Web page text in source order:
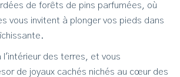
de forêts de pins parfumées, où
vous invitent à plonger vos pieds dans
l'intérieur des terres, et vous
de joyaux cachés nichés au cœur des